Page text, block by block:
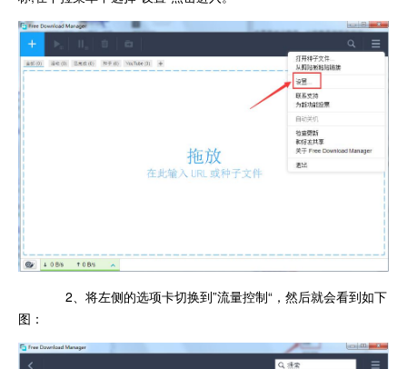
2、将左侧的选项卡切换到”流量控制“，然后就会看到如下
图：